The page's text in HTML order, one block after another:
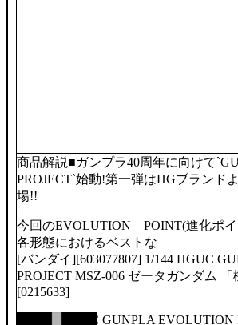
商品解説■ガンプラ40周年に向けて
PROJECT`始動!第一弾はHGブランド
場!!
今回のEVOLUTION POINT(進化ポイ
各形態におけるベストな
[バンダイ][603077807] 1/144 HGUC
PROJECT MSZ-006 ゼータガンダム 「
[0215633]